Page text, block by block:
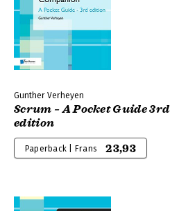
Gunther Verheyen
Scrum – A Pocket Guide 3rd
edition
Paperback | Frans 23,93